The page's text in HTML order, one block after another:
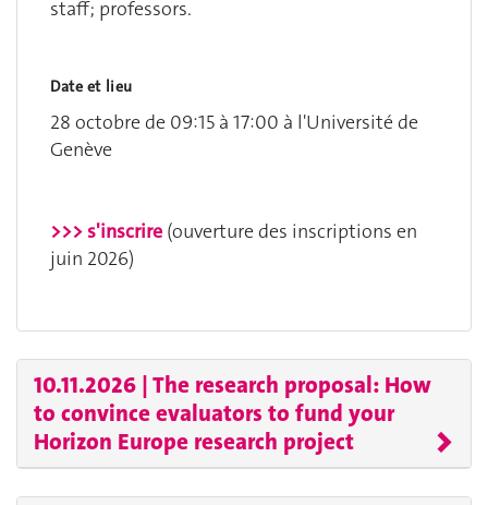
staff; professors.
Date et lieu
28 octobre de 09:15 à 17:00 à l'Université de
Genève
>>> s'inscrire (ouverture des inscriptions en
juin 2026)
10.11.2026 | The research proposal: How
to convince evaluators to fund your
Horizon Europe research project